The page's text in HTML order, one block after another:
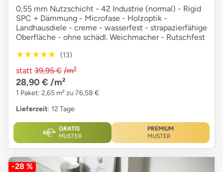
0,55 mm Nutzschicht - 42 Industrie (normal) - Rigid
SPC + Dämmung - Microfase - Holzoptik -
Landhausdiele - creme - wasserfest - strapazierfähige
Oberfläche - ohne schädl. Weichmacher - Rutschfest
★★★★★
★★★★★ (13)
statt 39,95 € /m²
28,90 € /m²
1 Paket: 2,65 m² zu 76,58 €
Lieferzeit: 12 Tage
GRATIS
MUSTER
PREMIUM
MUSTER
-28 %